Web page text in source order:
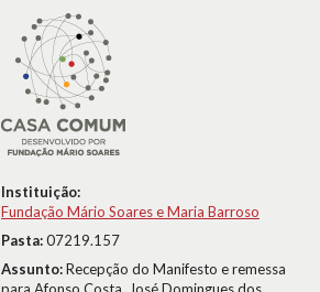
Instituição:
Fundação Mário Soares e Maria Barroso
Pasta:07219.157
Assunto:Recepção do Manifesto e remessa